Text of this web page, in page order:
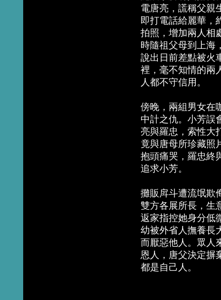
電唐亮，謊稱父親
即打電話給麗華，
拍照，增加兩人相
時隨祖父母到上海
說出日前差點被火
裡，毫不知情的兩
人都不守信用。
傍晚，兩組男女在
中計之仇。小芳誤
亮與羅忠，索性大
竟與唐母所珍藏照
抱頭痛哭，羅忠終
追求小芳。
攤販戽斗遭流氓欺
雙方各展所長，生
返家指控她身分低
幼被外省人撫養長
而厭惡他人。眾人
恩人，唐父決定摒
都是自己人。